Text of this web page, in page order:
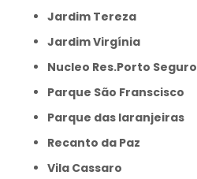
Jardim Tereza
Jardim Virgínia
Nucleo Res.Porto Seguro
Parque São Franscisco
Parque das laranjeiras
Recanto da Paz
Vila Cassaro